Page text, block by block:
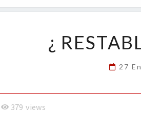
¿
27
379 views